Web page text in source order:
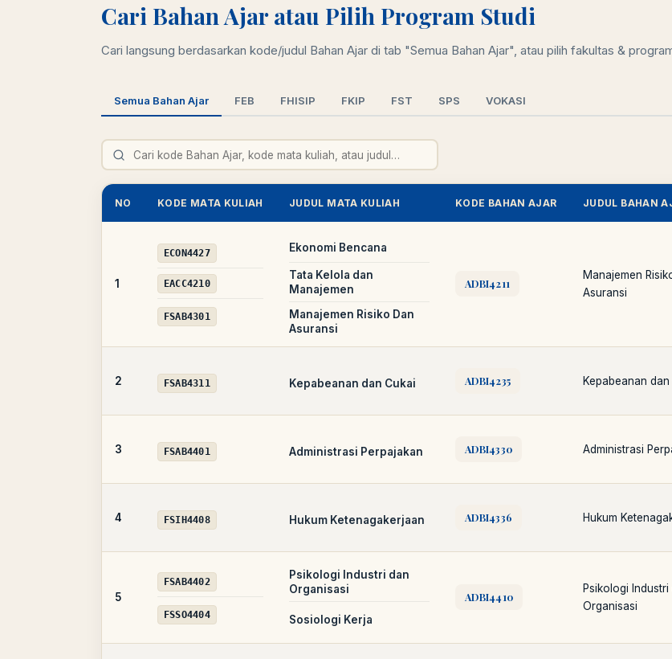
Cari Bahan Ajar atau Pilih Program Studi
Cari langsung berdasarkan kode/judul Bahan Ajar di tab "Semua Bahan Ajar", atau pilih fakultas &
Semua Bahan Ajar FEB FHISIP FKIP FST SPS VOKASI
NO KODE MATA KULIAH JUDUL MATA KULIAH KODE BAHAN AJAR JUDUL BAHAN
1
ECON4427
EACC4210
FSAB4301
Ekonomi Bencana
Tata Kelola dan
Manajemen
Manajemen Risiko Dan
Asuransi
ADBI4211
Manajemen
Asuransi
2 FSAB4311 Kepabeanan dan Cukai ADBI4235 Kepabeanan dan
3 FSAB4401 Administrasi Perpajakan ADBI4330 Administrasi
4 FSIH4408 Hukum Ketenagakerjaan ADBI4336 Hukum
5
FSAB4402
FSSO4404
Psikologi Industri dan
Organisasi
Sosiologi Kerja
ADBI4410
Psikologi Industri
Organisasi
LIBNARA
PUSTAKAWAN DIGITAL UT · LAYANAN INFORMASI AKADEMIK